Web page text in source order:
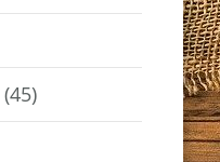
(45)